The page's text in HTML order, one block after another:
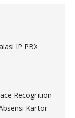
IP PBX
Recognition
Kantor